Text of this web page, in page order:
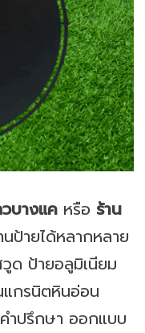
บางแค หรือ ร้าน
ป้ายได้หลากหลาย
ด ป้ายอลูมิเนียม
กรนิตหินอ่อน
ำปรึกษา ออกแบบ